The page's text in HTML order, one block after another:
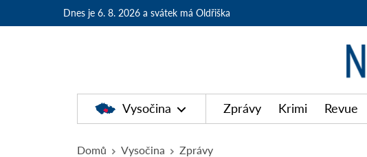
Dnes je 6. 8. 2026 a svátek má Oldřiška
Vysočina Zprávy Krimi Revue
Domů Vysočina Zprávy